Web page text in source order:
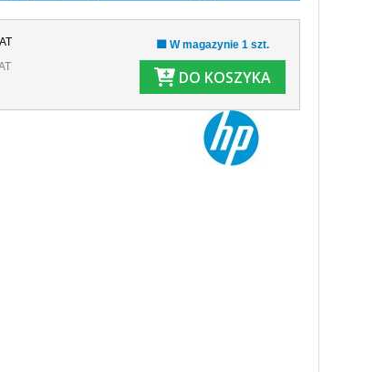
🟩 W magazynie 1 szt.
DO KOSZYKA